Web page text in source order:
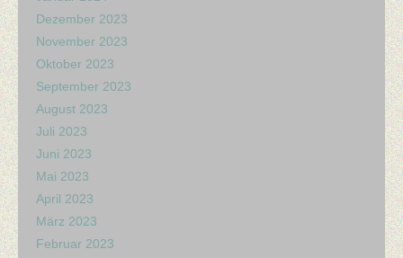
Dezember 2023
November 2023
Oktober 2023
September 2023
August 2023
Juli 2023
Juni 2023
Mai 2023
April 2023
März 2023
Februar 2023